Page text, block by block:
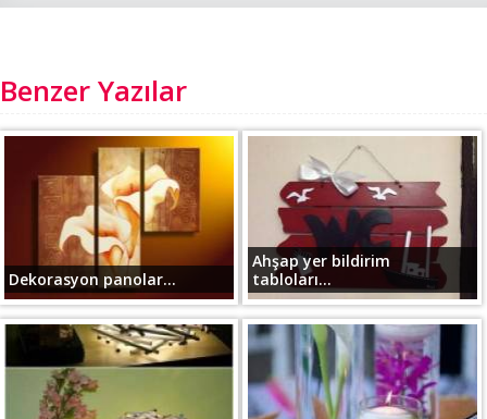
Benzer Yazılar
Dekorasyon panolar...
Ahşap yer bildirim
tabloları...